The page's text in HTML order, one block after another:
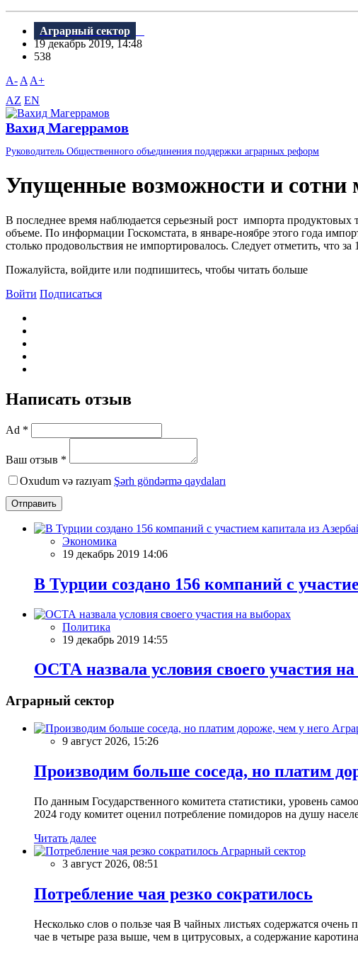
Аграрный сектор
19 декабрь 2019, 14:48
538
A- A A+
AZ EN
Вахид Магеррамов
Руководитель Общественного объединения поддержки аграрных реформ
Упущенные возможности и сотни
В последнее время наблюдается серьезный рост импорта продуктовых
объеме. По информации Госкомстата, в январе-ноябре этого года
столько продовольствия не импортировалось. Следует отметить, что
Пожалуйста, войдите или подпишитесь, чтобы читать больше
Войти Подписаться
Написать отзыв
Ad *
Ваш отзыв *
Oxudum və razıyam Şərh göndərmə qaydaları
Отправить
Экономика
19 декабрь 2019 14:06
В Турции создано 156 компаний с
Политика
19 декабрь 2019 14:55
ОСТА назвала условия своего участия
Аграрный сектор
9 август 2026, 15:26
Производим больше соседа, но платим
По данным Государственного комитета статистики, уровень
2024 году комитет оценил потребление помидоров на душу
Читать далее
Аграрный сектор
3 август 2026, 08:51
Потребление чая резко сократилось
Несколько слов о пользе чая В чайных листьях содержатся
чае в четыре раза выше, чем в цитрусовых, а содержание